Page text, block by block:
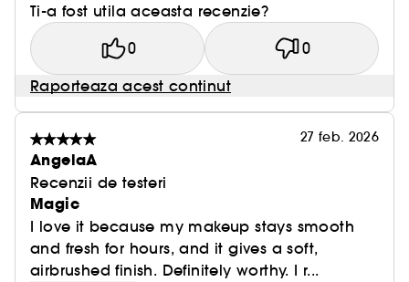
Ti-a fost utila aceasta recenzie?
0 0
Raporteaza acest continut
27 feb. 2026
AngelaA
Recenzii de testeri
Magic
I love it because my makeup stays smooth
and fresh for hours, and it gives a soft,
airbrushed finish. Definitely worthy. I r...